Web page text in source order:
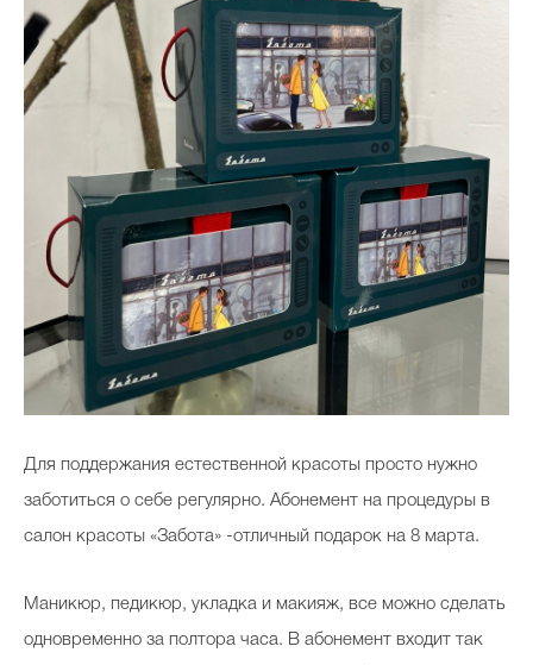
Для поддержания естественной красоты просто нужно
заботиться о себе регулярно. Абонемент на процедуры в
салон красоты «Забота» -отличный подарок на 8 марта.
Маникюр, педикюр, укладка и макияж, все можно сделать
одновременно за полтора часа. В абонемент входит так